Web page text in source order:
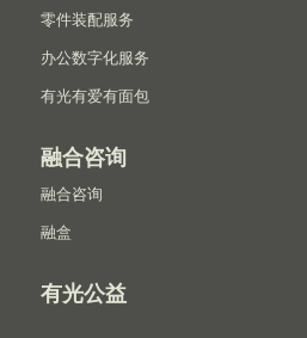
零件装配服务
办公数字化服务
有光有爱有面包
融合咨询
融合咨询
融盒
有光公益